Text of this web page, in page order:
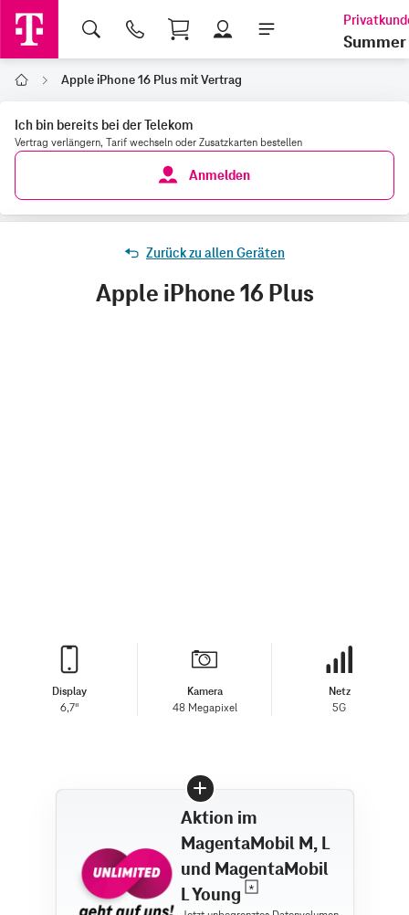
Shopping Cart
Summer
Home Apple iPhone 16 Plus mit Vertrag
Ich bin bereits bei der Telekom
Vertrag verlängern, Tarif wechseln oder Zusatzkarten bestellen
Anmelden
Zurück zu allen Geräten
Apple iPhone 16 Plus
Display
6,7"
Kamera
48 Megapixel
Netz
5G
Aktion im
MagentaMobil M, L
und MagentaMobil
L Young